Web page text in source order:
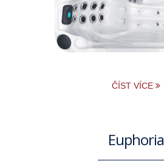
ČÍST VÍCE
Euphoria